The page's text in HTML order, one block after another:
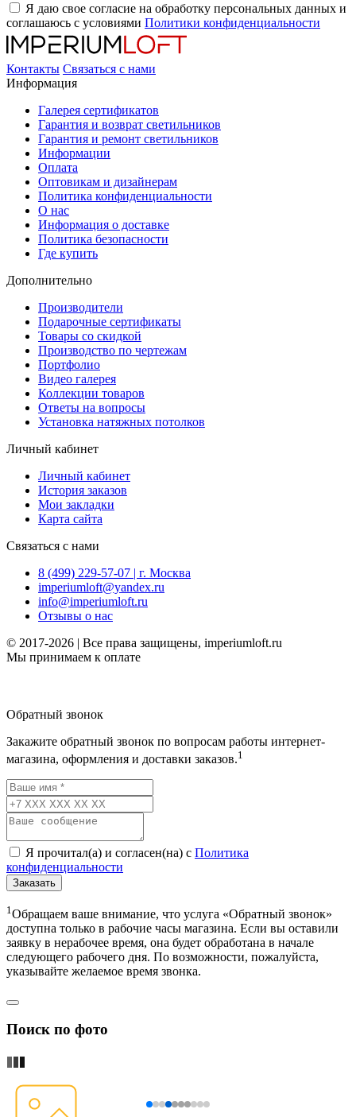
Я даю свое согласие на обработку персональных данных и
соглашаюсь с условиями Политики конфиденциальности
Контакты Связаться с нами
Информация
Галерея сертификатов
Гарантия и возврат светильников
Гарантия и ремонт светильников
Информации
Оплата
Оптовикам и дизайнерам
Политика конфиденциальности
О нас
Информация о доставке
Политика безопасности
Где купить
Дополнительно
Производители
Подарочные сертификаты
Товары со скидкой
Производство по чертежам
Портфолио
Видео галерея
Коллекции товаров
Ответы на вопросы
Установка натяжных потолков
Личный кабинет
Личный кабинет
История заказов
Мои закладки
Карта сайта
Связаться с нами
8 (499) 229-57-07 | г. Москва
imperiumloft@yandex.ru
info@imperiumloft.ru
Отзывы о нас
© 2017-2026 | Все права защищены, imperiumloft.ru
Мы принимаем к оплате
Обратный звонок
Закажите обратный звонок по вопросам работы интернет-
магазина, оформления и доставки заказов.1
Я прочитал(а) и согласен(на) с Политика
конфиденциальности
Заказать
1Обращаем ваше внимание, что услуга «Обратный звонок»
доступна только в рабочие часы магазина. Если вы оставили
заявку в нерабочее время, она будет обработана в начале
следующего рабочего дня. По возможности, пожалуйста,
указывайте желаемое время звонка.
Поиск по фото